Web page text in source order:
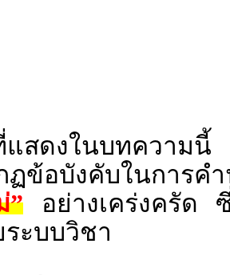
แสดงในบทความ
ฏข้อบังคับในการ
” อย่างเคร่งครัด
ะบบวิชา